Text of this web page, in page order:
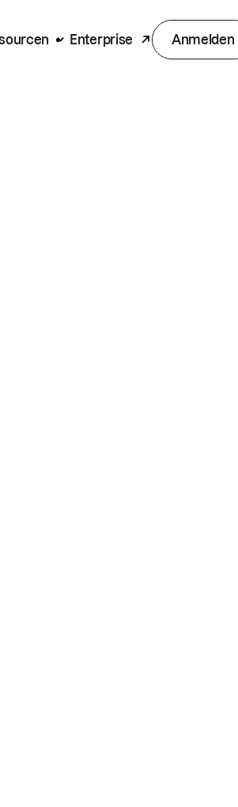
Enterprise Anmelden